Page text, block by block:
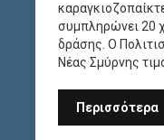
συμπληρώνει 20
δράσης. Ο
Νέας Σμύρνης
Περισσότερα